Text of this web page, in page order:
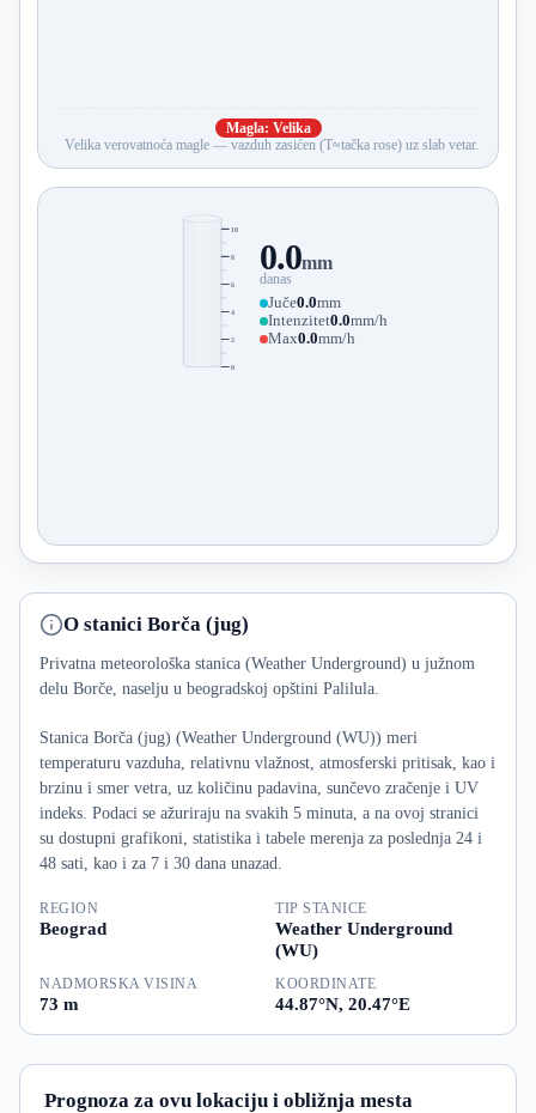
Magla: Velika
Velika verovatnoća magle — vazduh zasićen (T≈tačka rose) uz slab vetar.
0
2
4
6
8
10
0.0mm
danas
Juče0.0mm
Intenzitet0.0mm/h
Max0.0mm/h
O stanici Borča (jug)
Privatna meteorološka stanica (Weather Underground) u južnom
delu Borče, naselju u beogradskoj opštini Palilula.
Stanica Borča (jug) (Weather Underground (WU)) meri
temperaturu vazduha, relativnu vlažnost, atmosferski pritisak, kao i
brzinu i smer vetra, uz količinu padavina, sunčevo zračenje i UV
indeks. Podaci se ažuriraju na svakih 5 minuta, a na ovoj stranici
su dostupni grafikoni, statistika i tabele merenja za poslednja 24 i
48 sati, kao i za 7 i 30 dana unazad.
REGION
Beograd
TIP STANICE
Weather Underground
(WU)
NADMORSKA VISINA
73 m
KOORDINATE
44.87°N, 20.47°E
Prognoza za ovu lokaciju i obližnja mesta